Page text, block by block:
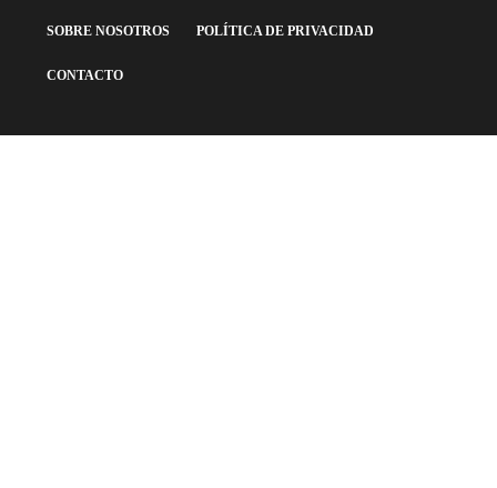
SOBRE NOSOTROS POLÍTICA DE PRIVACIDAD
CONTACTO